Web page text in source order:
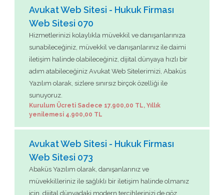
Avukat Web Sitesi - Hukuk Firması
Web Sitesi 070
Hizmetlerinizi kolaylıkla müvekkil ve danışanlarınıza
sunabileceğiniz, müvekkil ve danışanlarınız ile daimi
iletişim halinde olabileceğiniz, dijital dünyaya hızlı bir
adım atabileceğiniz Avukat Web Sitelerimizi, Abaküs
Yazılım olarak, sizlere sınırsız birçok özelliği ile
sunuyoruz.
Kurulum Ücreti Sadece 17.900,00 TL, Yıllık
yenilemesi 4.900,00 TL
Avukat Web Sitesi - Hukuk Firması
Web Sitesi 073
Abaküs Yazılım olarak, danışanlarınız ve
müvekkilleriniz ile sağlıklı bir iletişim halinde olmanız
için, dijital dünyadaki modern tercihlerinizi de göz